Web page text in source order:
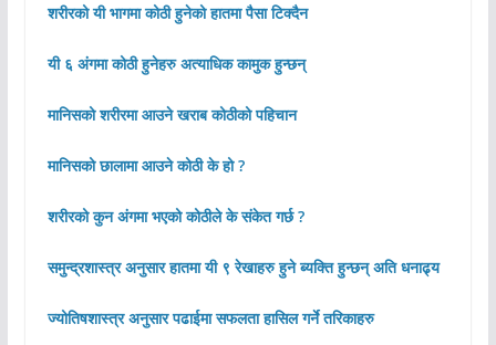
शरीरको यी भागमा कोठी हुनेको हातमा पैसा टिक्दैन
यी ६ अंगमा कोठी हुनेहरु अत्याधिक कामुक हुन्छन्
मानिसको शरीरमा आउने खराब कोठीको पहिचान
मानिसको छालामा आउने कोठी के हो ?
शरीरको कुन अंगमा भएको कोठीले के संकेत गर्छ ?
समुन्द्रशास्त्र अनुसार हातमा यी ९ रेखाहरु हुने ब्यक्ति हुन्छन् अति धनाढ्य
ज्योतिषशास्त्र अनुसार पढाईमा सफलता हासिल गर्ने तरिकाहरु